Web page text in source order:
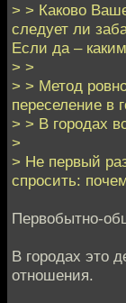
> > Каково
следует ли
Если да –
> >
> > Метод
переселение в
> > В городах
>
> Не первый
спросить:
Первобытно-
В городах это
отношения.